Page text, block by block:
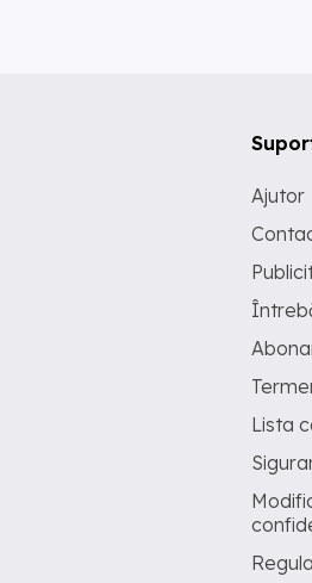
Ajutor
Lista